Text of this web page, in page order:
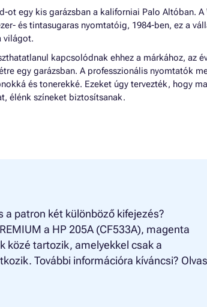
ot egy kis garázsban a kaliforniai Palo Altóban. A
és tintasugaras nyomtatóig, 1984-ben, ez a
világot.
kapcsolódnak ehhez a márkához, az
egy garázsban. A professzionális nyomtatók
és tonerekké. Ezeket úgy tervezték, hogy
élénk színeket biztosítsanak.
a patron két különböző kifejezés?
a HP 205A (CF533A), magenta
közé tartozik, amelyekkel csak a
További információra kíváncsi?